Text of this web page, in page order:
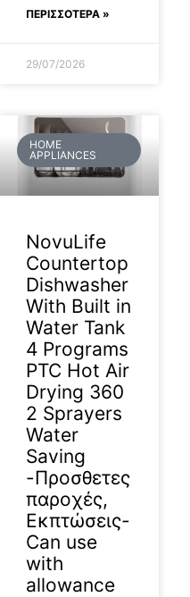
ΠΕΡΙΣΣΟΤΕΡΑ »
29/07/2026
HOME
APPLIANCES
NovuLife
Countertop
Dishwasher
With Built in
Water Tank
4 Programs
PTC Hot Air
Drying 360
2 Sprayers
Water
Saving
-Προσθετες
παροχές,
Εκπτώσεις-
Can use
with
allowance